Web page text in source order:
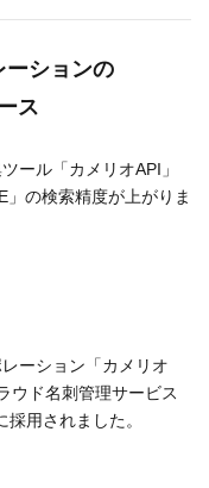
ーションの
ス
ール「カメリオAPI」
」の検索精度が上がりま
ーション「カメリオ
ウド名刺管理サービス
採用されました。